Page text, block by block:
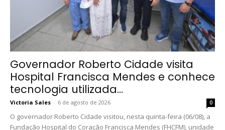
Governador Roberto Cidade visita
Hospital Francisca Mendes e conhece
tecnologia utilizada...
Victoria Sales - 6 de agosto de 2026 0
O governador Roberto Cidade visitou, nesta quinta-feira (06/08), a
Fundação Hospital do Coração Francisca Mendes (FHCFM), unidade